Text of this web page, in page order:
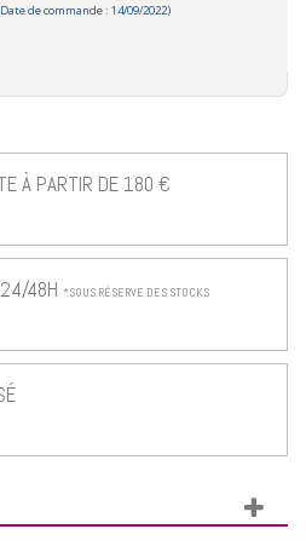
de commande : 14/09/2022)
À PARTIR DE 180 €
24/48H *SOUS RÉSERVE DES STOCKS